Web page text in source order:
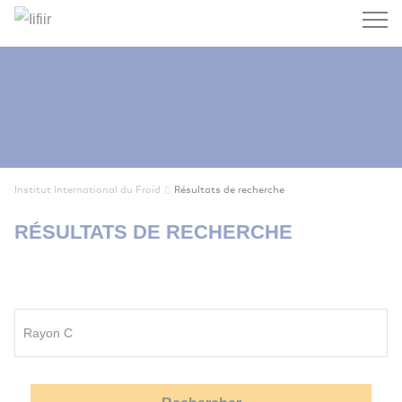
Institut International du Froid Résultats de recherche
RÉSULTATS DE RECHERCHE